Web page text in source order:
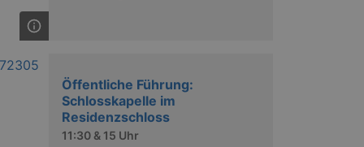
Öffentliche Führung:
Schlosskapelle im
Residenzschloss
11:30 & 15 Uhr
to work properly.
Cross-Site Request Forgery